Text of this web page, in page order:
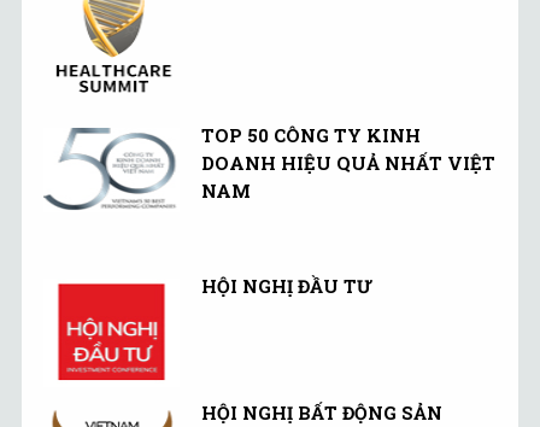
TOP 50 CÔNG TY KINH
DOANH HIỆU QUẢ NHẤT VIỆT
NAM
HỘI NGHỊ ĐẦU TƯ
HỘI NGHỊ BẤT ĐỘNG SẢN